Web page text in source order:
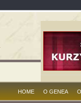
HOME O GENEA